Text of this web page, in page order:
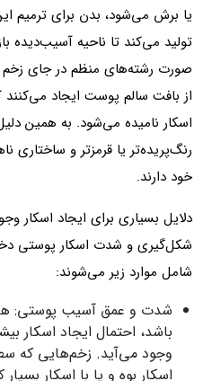
یا برش می‌شود، بدن برای ترمیم
تولید می‌کند تا ناحیه آسیب‌دیده
صورت رشته‌های منظم در جای زخم
از بافت سالم پوست ایجاد
اسکار نامیده می‌شود. به همین
رنگ‌پریده‌تر یا قرمزتر و
خود دارند.
دلایل بسیاری برای ایجاد اسکار
شکل‌گیری و شدت اسکار پوستی
شامل موارد زیر می‌شوند:
شدت و عمق آسیب پوستی:
باشد، احتمال ایجاد اسکار
وجود می‌آید. زخم‌هایی که
اسکار بوه و یا با اسکار